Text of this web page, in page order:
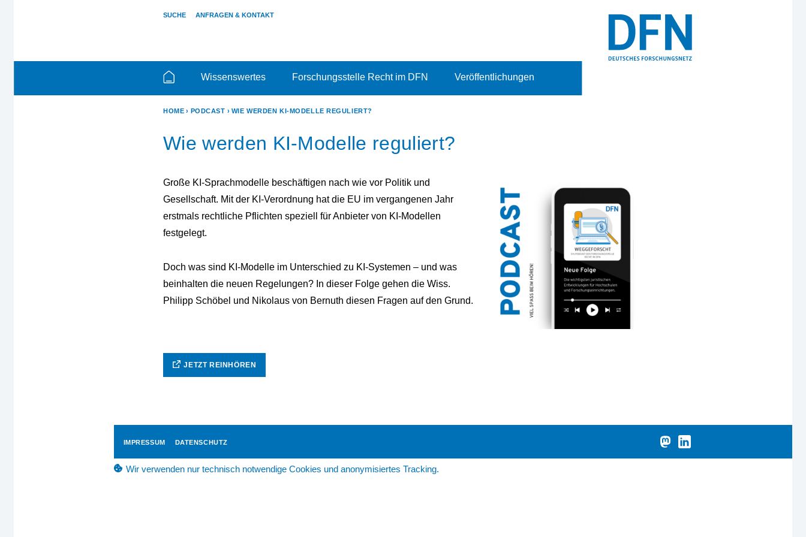
SUCHE ANFRAGEN & KONTAKT
Wissenswertes Forschungsstelle Recht im DFN Veröffentlichungen
HOME PODCAST WIE WERDEN KI-MODELLE REGULIERT?
Wie werden KI-Modelle reguliert?
Große KI-Sprachmodelle beschäftigen nach wie vor Politik und
Gesellschaft. Mit der KI-Verordnung hat die EU im vergangenen Jahr
erstmals rechtliche Pflichten speziell für Anbieter von KI-Modellen
festgelegt.
Doch was sind KI-Modelle im Unterschied zu KI-Systemen – und was
beinhalten die neuen Regelungen? In dieser Folge gehen die Wiss.
Philipp Schöbel und Nikolaus von Bernuth diesen Fragen auf den Grund.
JETZT REINHÖREN
IMPRESSUM DATENSCHUTZ
Wir verwenden nur technisch notwendige Cookies und anonymisiertes Tracking.